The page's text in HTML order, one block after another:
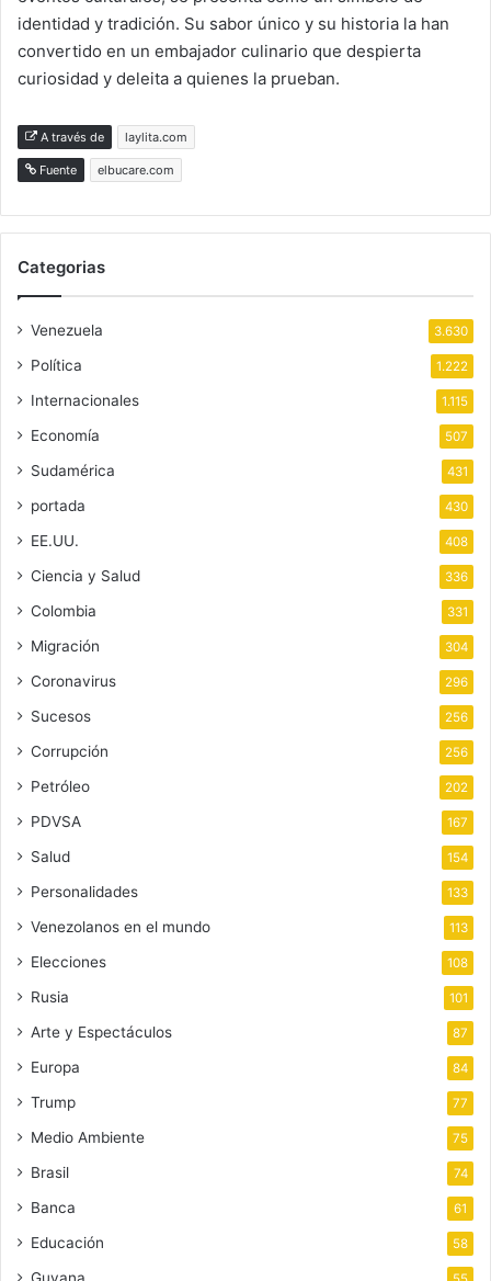
identidad y tradición. Su sabor único y su historia la han
convertido en un embajador culinario que despierta
curiosidad y deleita a quienes la prueban.
A través de laylita.com
Fuente elbucare.com
Categorias
Venezuela 3.630
Política 1.222
Internacionales 1.115
Economía 507
Sudamérica 431
portada 430
EE.UU. 408
Ciencia y Salud 336
Colombia 331
Migración 304
Coronavirus 296
Sucesos 256
Corrupción 256
Petróleo 202
PDVSA 167
Salud 154
Personalidades 133
Venezolanos en el mundo 113
Elecciones 108
Rusia 101
Arte y Espectáculos 87
Europa 84
Trump 77
Medio Ambiente 75
Brasil 74
Banca 61
Educación 58
Guyana